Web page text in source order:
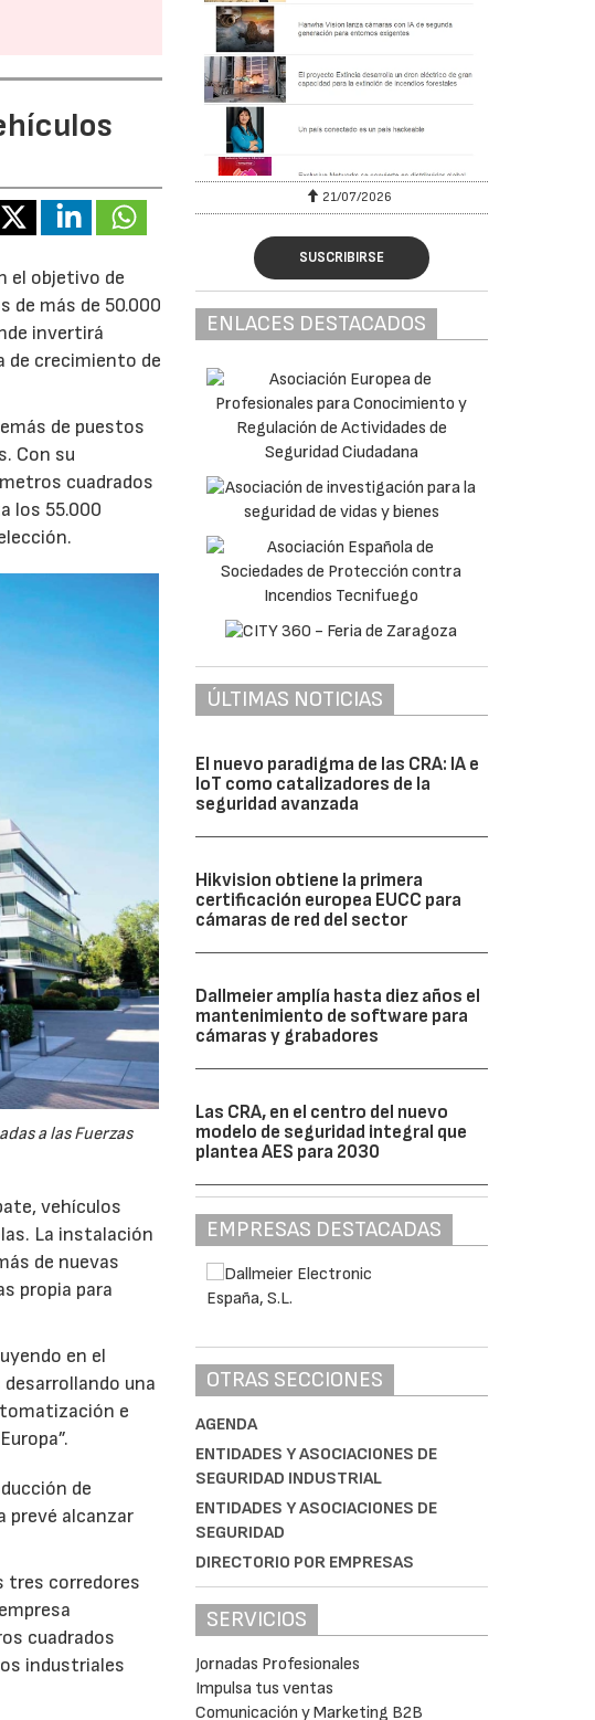
el objetivo de
de más de 50.000
invertirá
de crecimiento de
de puestos
Con su
cuadrados
los 55.000
a las Fuerzas
vehículos
La instalación
de nuevas
propia para
en el
una
e
de
prevé alcanzar
tres corredores
cuadrados
industriales
28/07/2026 21/07/2026
SUSCRIBIRSE
ENLACES DESTACADOS
ÚLTIMAS NOTICIAS
El nuevo paradigma de las CRA: IA e
IoT como catalizadores de la
seguridad avanzada
Hikvision obtiene la primera
certificación europea EUCC para
cámaras de red del sector
Dallmeier amplía hasta diez años el
mantenimiento de software para
cámaras y grabadores
Las CRA, en el centro del nuevo
modelo de seguridad integral que
plantea AES para 2030
EMPRESAS DESTACADAS
OTRAS SECCIONES
AGENDA
ENTIDADES Y ASOCIACIONES DE
SEGURIDAD INDUSTRIAL
ENTIDADES Y ASOCIACIONES DE
SEGURIDAD
DIRECTORIO POR EMPRESAS
SERVICIOS
Jornadas Profesionales
Impulsa tus ventas
Comunicación y Marketing B2B